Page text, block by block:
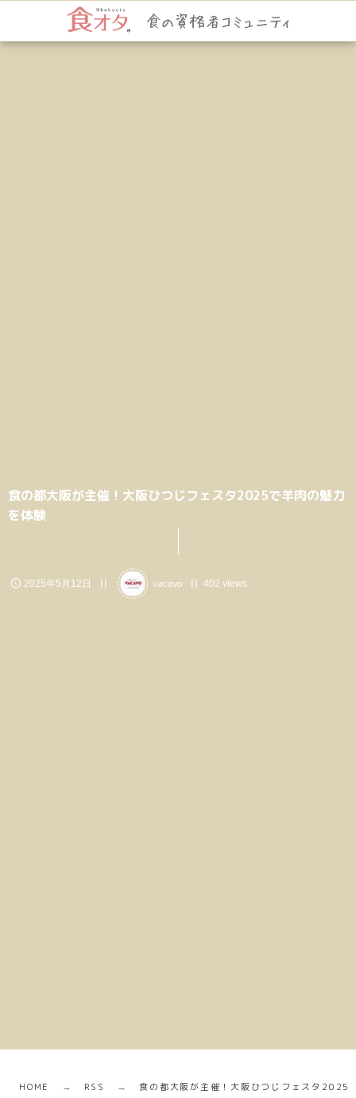
食の都大阪が主催！大阪ひつじフェスタ2025で羊肉の魅力
を体験
2025年5月12日 vacavo 402 views
HOME RSS 食の都大阪が主催！大阪ひつじフェスタ2025